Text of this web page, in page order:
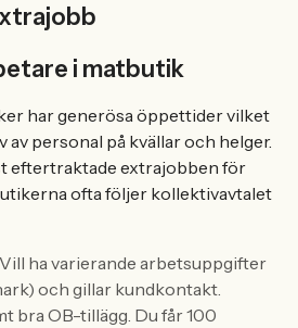
i matbutik
har generösa öppettider vilket
personal på kvällar och helger.
eftertraktade extrajobben för
ofta följer kollektivavtalet
ha varierande arbetsuppgifter
och gillar kundkontakt.
bra OB-tillägg. Du får 100